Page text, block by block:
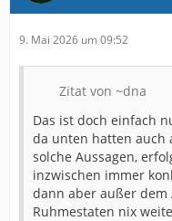
9. Mai 2026 um 09:52
Zitat von ~dna
Das ist doch einfach
da unten hatten auch
solche Aussagen,
inzwischen immer
dann aber außer dem
Ruhmestaten nix